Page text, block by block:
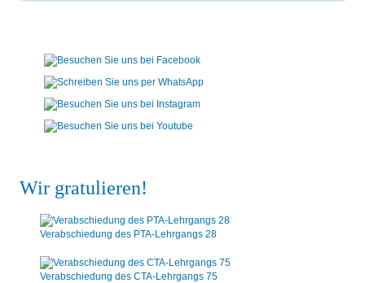
Wir gratulieren!
Verabschiedung des PTA-Lehrgangs 28
Verabschiedung des CTA-Lehrgangs 75